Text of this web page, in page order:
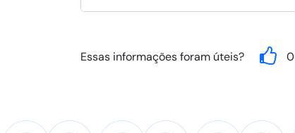
Essas informações foram úteis? 0